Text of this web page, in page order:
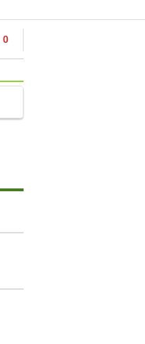
0